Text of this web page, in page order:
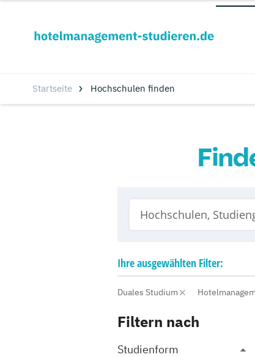
Startseite Hochschulen finden
Ihreausgewählten Filter:
Duales Studium
Filtern nach
Studienform